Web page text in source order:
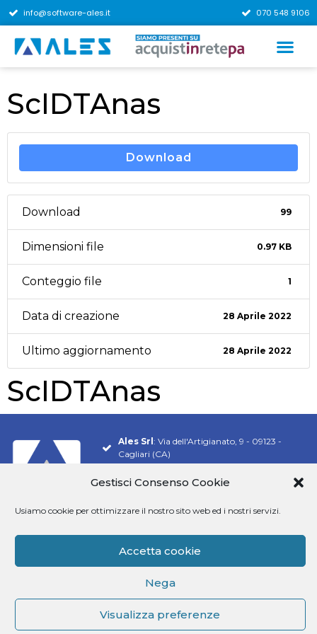
Gestisci Consenso Cookie
Usiamo cookie per ottimizzare il nostro sito web ed i nostri servizi.
Accetta cookie
Nega
Visualizza preferenze
info@software-ales.it 070 548 9106
ScIDTAnas
Download
Download 99
Dimensioni file 0.97 KB
Conteggio file 1
Data di creazione 28 Aprile 2022
Ultimo aggiornamento 28 Aprile 2022
ScIDTAnas
Ales Srl : Via dell'Artigianato, 9 - 09123 -
Cagliari (CA)
Pec:alesconcorsi@legalmail.it
Siamo presenti su